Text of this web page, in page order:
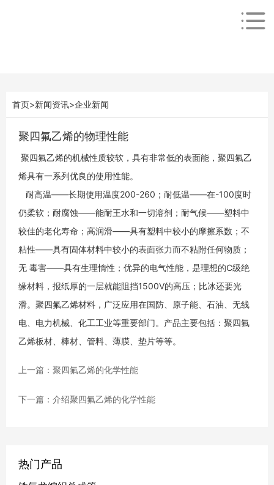
首页>新闻资讯>企业新闻
聚四氟乙烯的物理性能
聚四氟乙烯的机械性质较软，具有非常低的表面能，聚四氟乙
烯具有一系列优良的使用性能。
耐高温——长期使用温度200-260；耐低温——在-100度时
仍柔软；耐腐蚀——能耐王水和一切溶剂；耐气候——塑料中
较佳的老化寿命；高润滑——具有塑料中较小的摩擦系数；不
粘性——具有固体材料中较小的表面张力而不粘附任何物质；
无 毒害——具有生理惰性；优异的电气性能，是理想的C级绝
缘材料，报纸厚的一层就能阻挡1500V的高压；比冰还要光
滑。聚四氟乙烯材料，广泛应用在国防、原子能、石油、无线
电、电力机械、化工工业等重要部门。产品主要包括：聚四氟
乙烯板材、棒材、管料、薄膜、垫片等等。
上一篇：聚四氟乙烯的化学性能
下一篇：介绍聚四氟乙烯的化学性能
热门产品